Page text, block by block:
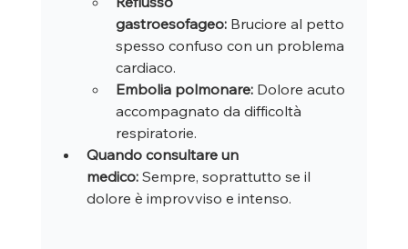
gastroesofageo: Bruciore al petto
spesso confuso con un problema
cardiaco.
Embolia polmonare: Dolore acuto
accompagnato da difficoltà
respiratorie.
Quando consultare un
medico: Sempre, soprattutto se il
dolore è improvviso e intenso.